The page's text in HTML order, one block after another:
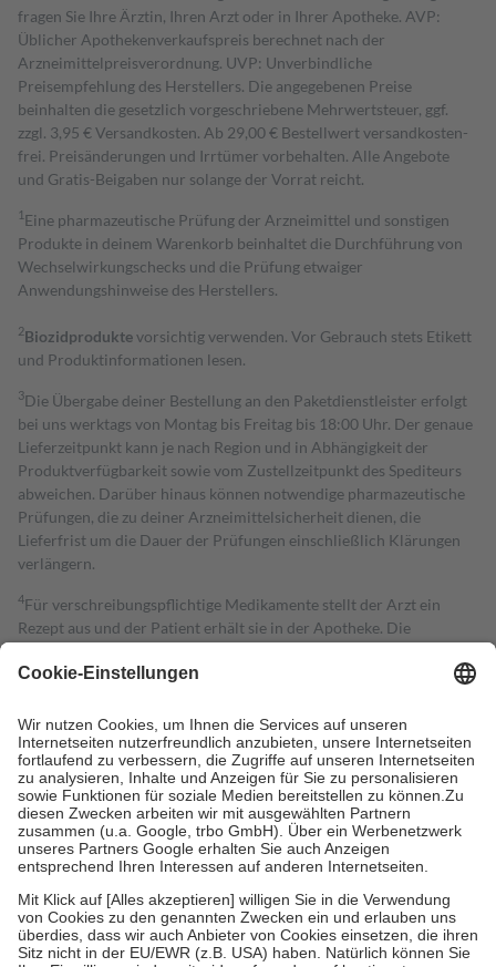
fragen Sie Ihre Ärztin, Ihren Arzt oder in Ihrer Apotheke. AVP:
Üblicher Apothekenverkaufspreis berechnet nach der
Arzneimittelpreisverordnung. UVP: Unverbindliche
Preisempfehlung des Herstellers. Die angegebenen Preise
beinhalten die gesetzlich vorgeschriebene Mehrwertsteuer, ggf.
zzgl. 3,95 € Versandkosten. Ab 29,00 € Bestell­wert versand­kosten­
frei. Preisänderungen und Irrtümer vorbehalten. Alle Angebote
und Gratis-Beigaben nur solange der Vorrat reicht.
1 Eine pharmazeutische Prüfung der Arzneimittel und sonstigen
Produkte in deinem Warenkorb beinhaltet die Durchführung von
Wechselwirkungschecks und die Prüfung etwaiger
Anwendungshinweise des Herstellers.
2Biozidproduktevorsichtig verwenden. Vor Gebrauch stets Etikett
und Produktinformationen lesen.
3Die Übergabe deiner Bestellung an den Paketdienstleister erfolgt
bei uns werktags von Montag bis Freitag bis 18:00 Uhr. Der genaue
Lieferzeitpunkt kann je nach Region und in Abhängigkeit der
Produktverfügbarkeit sowie vom Zustellzeitpunkt des Spediteurs
abweichen. Darüber hinaus können notwendige pharmazeutische
Prüfungen, die zu deiner Arzneimittelsicherheit dienen, die
Lieferfrist um die Dauer der Prüfungen einschließlich Klärungen
verlängern.
4Für verschreibungspflichtige Medikamente stellt der Arzt ein
Rezept aus und der Patient erhält sie in der Apotheke. Die
Kosten dafür, der Versicherte trägt einen Teil davon als Zuzahlung
Grundsätzlich leisten Mitglieder Zuzahlungen in Höhe von zehn
Prozent des Abgabepreises,mindestensjedochfünf Euround
höchstens zehn Euro.Es sind jedoch nie mehr als die tatsächlichen
Kosten der Leistung zu entrichten.
Diese Regeln gelten grundsätzlich auch für Online-Apotheken.
Bei Heilmitteln und häuslicher Krankenpflege beträgt die
Zuzahlung zehn Prozent der Kosten sowie zehn Euro je
Um das Engagement der Versicherten für ihre eigene Gesundheit zu
stärken und die besondere Stellung der Familie zu unterstützen,
fallenkeine Zuzahlungen an bei: